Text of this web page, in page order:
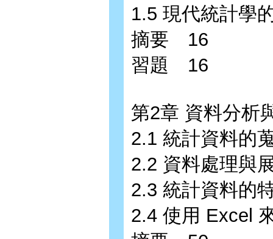
1.5 現代統計學
摘要 16
習題 16
第2章 資料分
2.1 統計資料的
2.2 資料處理與
2.3 統計資料的
2.4 使用 Excel